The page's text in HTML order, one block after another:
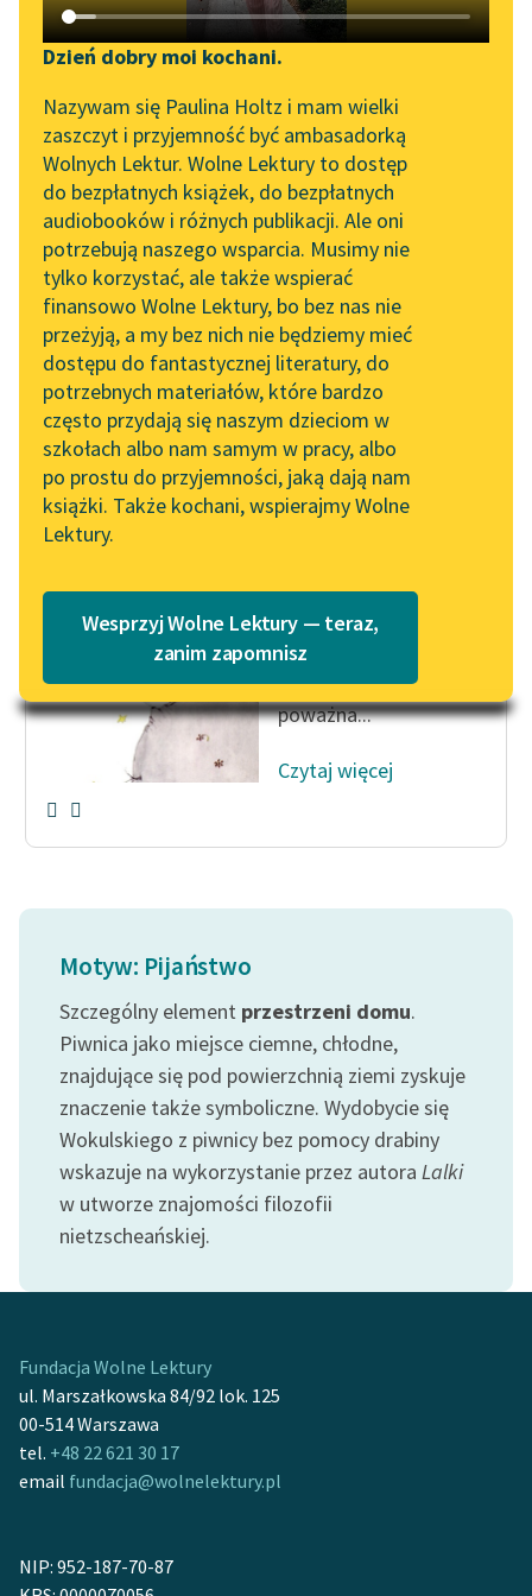
Katalog DAISY
Podkasty o książkach
Zgłoś brak utworu
Aktualności
„Prokurator Alicja Horn”
do słuchania
Byliśmy częścią AI Impact
Lab
Zapraszamy na spotkanie
online z tłumaczkami
literatury skandynawskiej
Spotkanie z Katarzyną
Tunkiel w Oslo
102. lata temu zmarł
Joseph Conrad
Lektury szkolne i klasyka
literatury do słuchania dla
uczennic i uczniów z
niepełnosprawnościami
E-kolekcja lektur
szkolnych i literatury do
słuchania dla uczennic i
Popularyzacja
skandynawskiej literatury
feministycznej
Ręce pełne poezji
twórców przechodzących
do domeny publicznej,
lektur szkolnych oraz
Starego Testamentu
Odkurzamy bohaterów
Lektur
Narzędzia
Mapa Wolnych Lektur
Leśmianator
Przewodnik dla piszących i
czytających
API
OAI-PMH
Widget Wolnych Lektur
Przypisy
Katalog w formacie PDF
O nas
Kontakt
Zespół
Dzień dobry moi kochani.
Nazywam się Paulina Holtz i mam wielki
zaszczyt i przyjemność być ambasadorką
Wolnych Lektur. Wolne Lektury to dostęp
do bezpłatnych książek, do bezpłatnych
audiobooków i różnych publikacji. Ale oni
potrzebują naszego wsparcia. Musimy nie
tylko korzystać, ale także wspierać
finansowo Wolne Lektury, bo bez nas nie
przeżyją, a my bez nich nie będziemy mieć
dostępu do fantastycznej literatury, do
potrzebnych materiałów, które bardzo
często przydają się naszym dzieciom w
szkołach albo nam samym w pracy, albo
po prostu do przyjemności, jaką dają nam
książki. Także kochani, wspierajmy Wolne
Lektury.
Wesprzyj Wolne Lektury — teraz,
zanim zapomnisz
Antoine de Saint Exupéry
— Piję — odpowiedział
pijak z posępną miną.
— Dlaczego pijesz? —
spytał Mały Książę.
— Żeby zapomnieć —
odpowiedział pijak...
Czytaj więcej
Antoine de Saint Exupéry
Geograf nie jest kimś,
kto liczy miasta, rzeki,
góry, morza, oceany i
pustynie. Zbyt
poważna...
Czytaj więcej
Motyw: Pijaństwo
Szczególny element przestrzeni domu.
Piwnica jako miejsce ciemne, chłodne,
znajdujące się pod powierzchnią ziemi zyskuje
znaczenie także symboliczne. Wydobycie się
Wokulskiego z piwnicy bez pomocy drabiny
wskazuje na wykorzystanie przez autora Lalki
w utworze znajomości filozofii
nietzscheańskiej.
Fundacja Wolne Lektury
ul. Marszałkowska 84/92 lok. 125
00-514 Warszawa
tel. +48 22 621 30 17
email fundacja@wolnelektury.pl
NIP: 952-187-70-87